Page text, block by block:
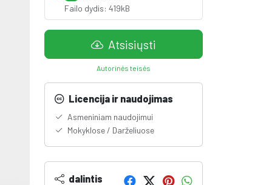
Failo dydis: 419kB
Atsisiųsti
Autorinės teisės
Licencija ir naudojimas
Asmeniniam naudojimui
Mokyklose / Darželiuose
dalintis